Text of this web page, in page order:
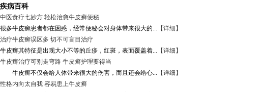
疾病百科
中医食疗七妙方 轻松治愈牛皮癣便秘
很多牛皮癣患者都在困惑，经常便秘会对身体带来很大的... 【详细】
治疗牛皮癣误区多 切不可盲目治疗
牛皮癣其特征是出现大小不等的丘疹，红斑，表面覆盖着... 【详细】
牛皮癣治疗可别走弯路 牛皮癣护理要得当
牛皮癣不仅会给人体带来很大的伤害，而且还会给心... 【详细】
性格内向太自我 容易患上牛皮癣